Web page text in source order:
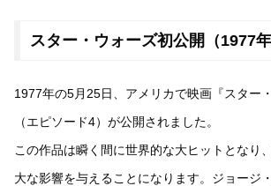
スター・ウォーズ初公開（1977年
1977年の5月25日、アメリカで映画『スター
（エピソード4）が公開されました。
この作品は瞬く間に世界的な大ヒットとなり
大な影響を与えることになります。ジョージ